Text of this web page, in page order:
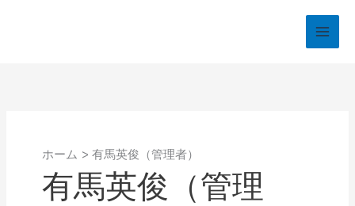
ホーム 有馬英俊（管理者）
有馬英俊（管理